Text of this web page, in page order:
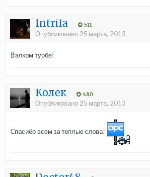
Intrila 511
Опубликовано 25 марта, 2013
Вэлком турбе!
Колек 480
Опубликовано 25 марта, 2013
Спасибо всем за теплые слова!